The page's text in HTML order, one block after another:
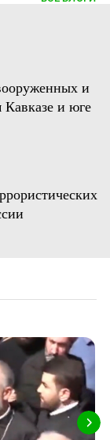
и
Кавказе и юге